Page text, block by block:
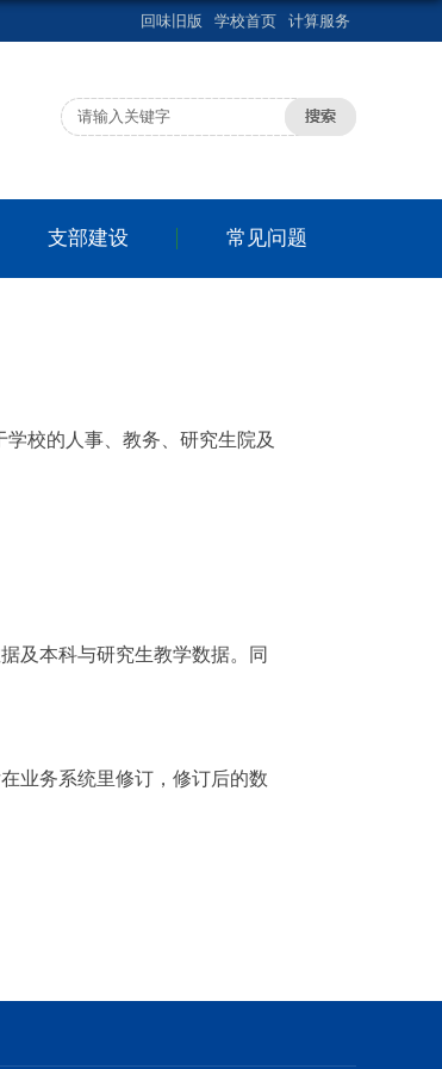
回味旧版 学校首页 计算服务
支部建设 常见问题
校的人事、教务、研究生院及
及本科与研究生教学数据。同
业务系统里修订，修订后的数